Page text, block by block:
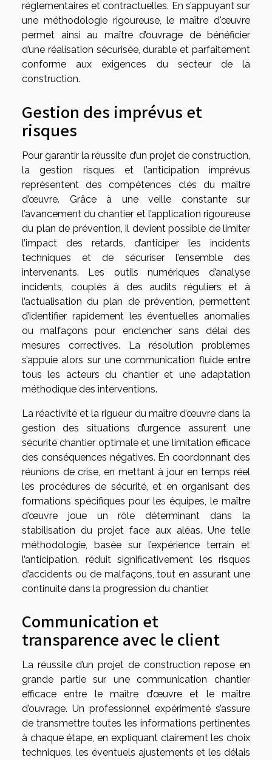
réglementaires et contractuelles. En s’appuyant sur
une méthodologie rigoureuse, le maître d'œuvre
permet ainsi au maître d’ouvrage de bénéficier
d’une réalisation sécurisée, durable et parfaitement
conforme aux exigences du secteur de la
construction.
Gestion des imprévus et
risques
Pour garantir la réussite d’un projet de construction,
la gestion risques et l’anticipation imprévus
représentent des compétences clés du maître
d’œuvre. Grâce à une veille constante sur
l’avancement du chantier et l’application rigoureuse
du plan de prévention, il devient possible de limiter
l’impact des retards, d’anticiper les incidents
techniques et de sécuriser l’ensemble des
intervenants. Les outils numériques d’analyse
incidents, couplés à des audits réguliers et à
l’actualisation du plan de prévention, permettent
d’identifier rapidement les éventuelles anomalies
ou malfaçons pour enclencher sans délai des
mesures correctives. La résolution problèmes
s’appuie alors sur une communication fluide entre
tous les acteurs du chantier et une adaptation
méthodique des interventions.
La réactivité et la rigueur du maître d’œuvre dans la
gestion des situations d’urgence assurent une
sécurité chantier optimale et une limitation efficace
des conséquences négatives. En coordonnant des
réunions de crise, en mettant à jour en temps réel
les procédures de sécurité, et en organisant des
formations spécifiques pour les équipes, le maître
d’œuvre joue un rôle déterminant dans la
stabilisation du projet face aux aléas. Une telle
méthodologie, basée sur l’expérience terrain et
l’anticipation, réduit significativement les risques
d’accidents ou de malfaçons, tout en assurant une
continuité dans la progression du chantier.
Communication et
transparence avec le client
La réussite d’un projet de construction repose en
grande partie sur une communication chantier
efficace entre le maître d’œuvre et le maître
d’ouvrage. Un professionnel expérimenté s’assure
de transmettre toutes les informations pertinentes
à chaque étape, en expliquant clairement les choix
techniques, les éventuels ajustements et les délais